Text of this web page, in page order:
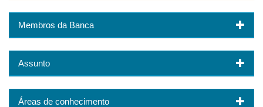
Membros da Banca
Assunto
Áreas de conhecimento